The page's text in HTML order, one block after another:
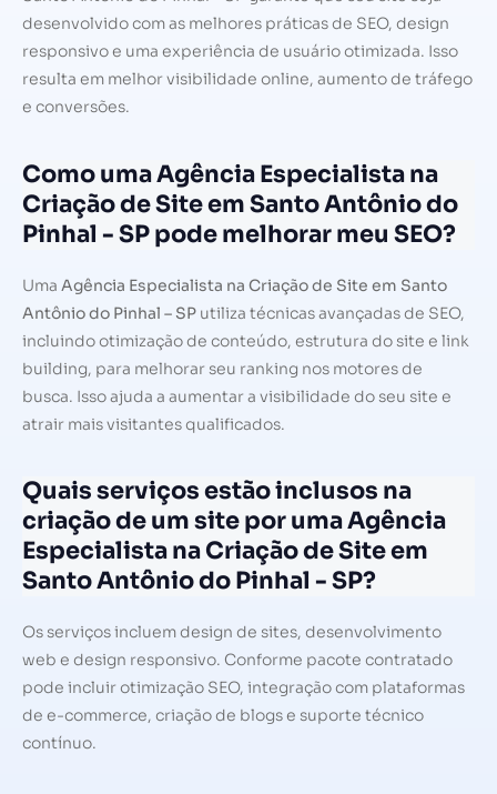
desenvolvido com as melhores práticas de SEO, design
responsivo e uma experiência de usuário otimizada. Isso
resulta em melhor visibilidade online, aumento de tráfego
e conversões.
Como uma Agência Especialista na
Criação de Site em Santo Antônio do
Pinhal - SP pode melhorar meu SEO?
Uma Agência Especialista na Criação de Site em Santo
Antônio do Pinhal – SP utiliza técnicas avançadas de SEO,
incluindo otimização de conteúdo, estrutura do site e link
building, para melhorar seu ranking nos motores de
busca. Isso ajuda a aumentar a visibilidade do seu site e
atrair mais visitantes qualificados.
Quais serviços estão inclusos na
criação de um site por uma Agência
Especialista na Criação de Site em
Santo Antônio do Pinhal - SP?
Os serviços incluem design de sites, desenvolvimento
web e design responsivo. Conforme pacote contratado
pode incluir otimização SEO, integração com plataformas
de e-commerce, criação de blogs e suporte técnico
contínuo.